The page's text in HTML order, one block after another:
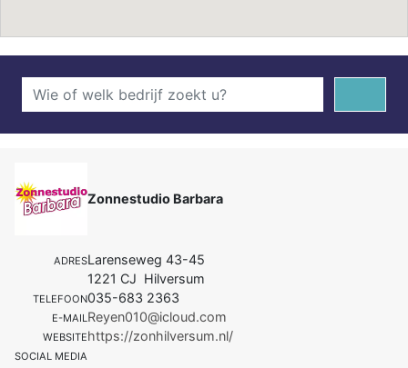
Zonnestudio Barbara
ADRESLarenseweg 43-45
1221 CJ Hilversum
TELEFOON035-683 2363
E-MAILReyen010@icloud.com
WEBSITEhttps://zonhilversum.nl/
SOCIAL MEDIA